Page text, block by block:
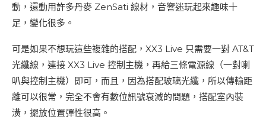
動，還動用許多丹麥 ZenSati 線材，音響迷玩起來趣味十
足，變化很多。
可是如果不想玩這些複雜的搭配，XX3 Live 只需要一對 AT&T
光纖線，連接 XX3 Live 控制主機，再給三條電源線（一對喇
叭與控制主機）即可，而且，因為搭配玻璃光纖，所以傳輸距
離可以很常，完全不會有數位訊號衰減的問題，搭配室內裝
潢，擺放位置彈性很高。